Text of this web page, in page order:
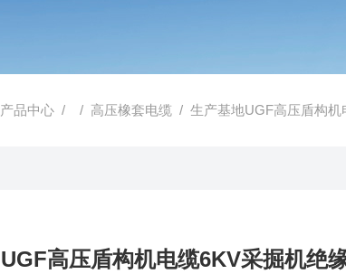
产品中心 / / 高压橡套电缆 / 生产基地UGF高压盾构机
UGF高压盾构机电缆6KV采掘机绝